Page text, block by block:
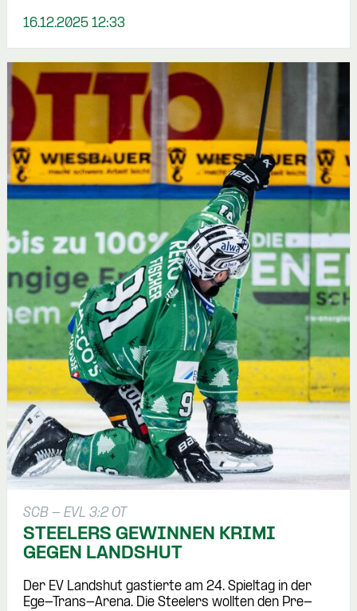
16.12.2025 12:33
SCB - EVL 3:2 OT
STEELERS GEWINNEN KRIMI
GEGEN LANDSHUT
Der EV Landshut gastierte am 24. Spieltag in der
Ege-Trans-Arena. Die Steelers wollten den Pre-